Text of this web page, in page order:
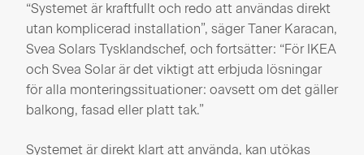
“Systemet är kraftfullt och redo att användas direkt
utan komplicerad installation”, säger Taner Karacan,
Svea Solars Tysklandschef, och fortsätter: “För IKEA
och Svea Solar är det viktigt att erbjuda lösningar
för alla monteringssituationer: oavsett om det gäller
balkong, fasad eller platt tak.”
Systemet är direkt klart att använda, kan utökas